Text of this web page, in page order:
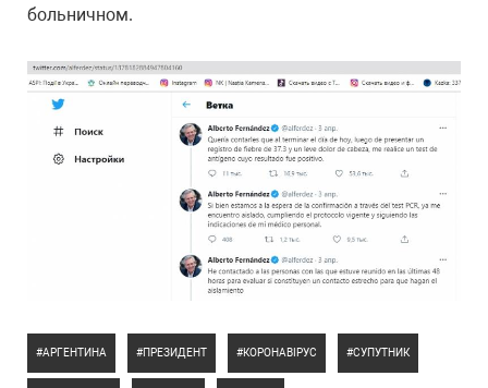
больничном.
АРГЕНТИНА ПРЕЗИДЕНТ КОРОНАВІРУС СУПУТНИК